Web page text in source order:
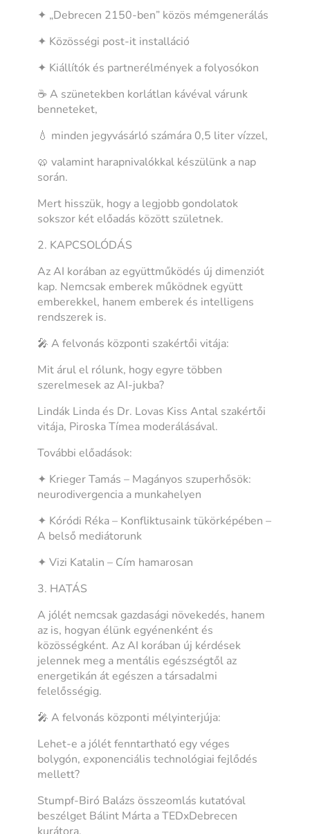
✦ „Debrecen 2150-ben” közös mémgenerálás
✦ Közösségi post-it installáció
✦ Kiállítók és partnerélmények a folyosókon
☕ A szünetekben korlátlan kávéval várunk
benneteket,
💧 minden jegyvásárló számára 0,5 liter vízzel,
🥨 valamint harapnivalókkal készülünk a nap
során.
Mert hisszük, hogy a legjobb gondolatok
sokszor két előadás között születnek.
2. KAPCSOLÓDÁS
Az AI korában az együttműködés új dimenziót
kap. Nemcsak emberek működnek együtt
emberekkel, hanem emberek és intelligens
rendszerek is.
🎤 A felvonás központi szakértői vitája:
Mit árul el rólunk, hogy egyre többen
szerelmesek az AI-jukba?
Lindák Linda és Dr. Lovas Kiss Antal szakértői
vitája, Piroska Tímea moderálásával.
További előadások:
✦ Krieger Tamás – Magányos szuperhősök:
neurodivergencia a munkahelyen
✦ Kóródi Réka – Konfliktusaink tükörképében –
A belső mediátorunk
✦ Vizi Katalin – Cím hamarosan
3. HATÁS
A jólét nemcsak gazdasági növekedés, hanem
az is, hogyan élünk egyénenként és
közösségként. Az AI korában új kérdések
jelennek meg a mentális egészségtől az
energetikán át egészen a társadalmi
felelősségig.
🎤 A felvonás központi mélyinterjúja:
Lehet-e a jólét fenntartható egy véges
bolygón, exponenciális technológiai fejlődés
mellett?
Stumpf-Biró Balázs összeomlás kutatóval
beszélget Bálint Márta a TEDxDebrecen